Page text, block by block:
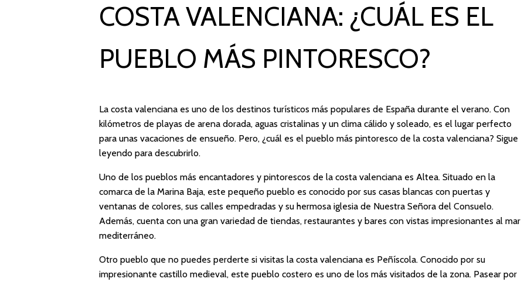
COSTA VALENCIANA: ¿CUÁL ES EL
PUEBLO MÁS PINTORESCO?
La costa valenciana es uno de los destinos turísticos más populares de España durante el verano. Con
kilómetros de playas de arena dorada, aguas cristalinas y un clima cálido y soleado, es el lugar perfecto
para unas vacaciones de ensueño. Pero, ¿cuál es el pueblo más pintoresco de la costa valenciana? Sigue
leyendo para descubrirlo.
Uno de los pueblos más encantadores y pintorescos de la costa valenciana es Altea. Situado en la
comarca de la Marina Baja, este pequeño pueblo es conocido por sus casas blancas con puertas y
ventanas de colores, sus calles empedradas y su hermosa iglesia de Nuestra Señora del Consuelo.
Además, cuenta con una gran variedad de tiendas, restaurantes y bares con vistas impresionantes al mar
mediterráneo.
Otro pueblo que no puedes perderte si visitas la costa valenciana es Peñíscola. Conocido por su
impresionante castillo medieval, este pueblo costero es uno de los más visitados de la zona. Pasear por